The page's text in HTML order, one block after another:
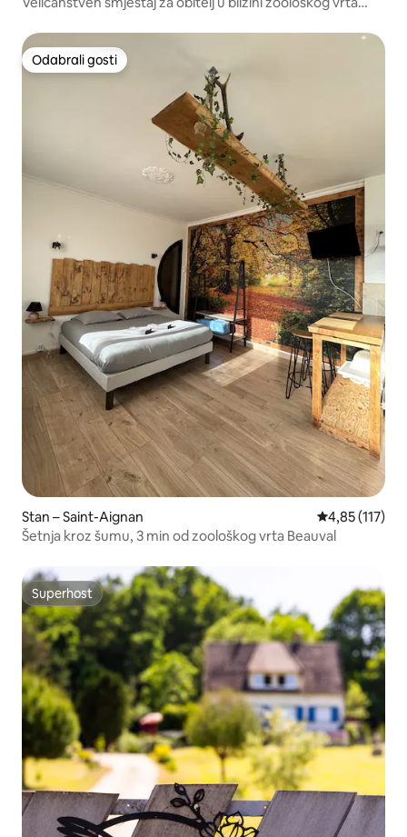
Odabrali gosti
Odabrali gosti
Stan – Saint-Aignan Prosječna
4,85 (117)
Šetnja kroz šumu, 3 min od zoološkog vrta Beauval
Superhost
Superhost